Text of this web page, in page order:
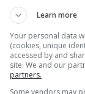
dívidas
que permite
Learn more
Your personal data
(cookies, unique
accessed by and
site. We and our
partners.
Some vendors may